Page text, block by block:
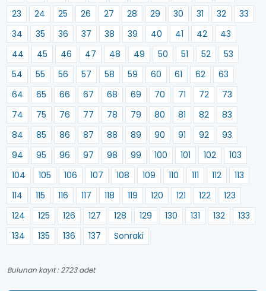
23
24 25 26 27 28 29 30 31 32
33
34
35 36 37 38 39 40 41 42
43
44
45 46 47 48 49 50 51 52
53
54
55 56 57 58 59 60 61 62
63
64
65 66 67 68 69 70 71 72
73
74
75 76 77 78 79 80 81 82
83
84
85 86 87 88 89 90 91 92
93
94
95 96 97 98 99 100 101 102
103
104
105 106 107 108 109 110 111 112
113
114
115 116 117 118 119 120 121 122
123
124
125 126 127 128 129 130 131 132
133
134
135 136 137 Sonraki
Bulunan kayıt : 2723 adet